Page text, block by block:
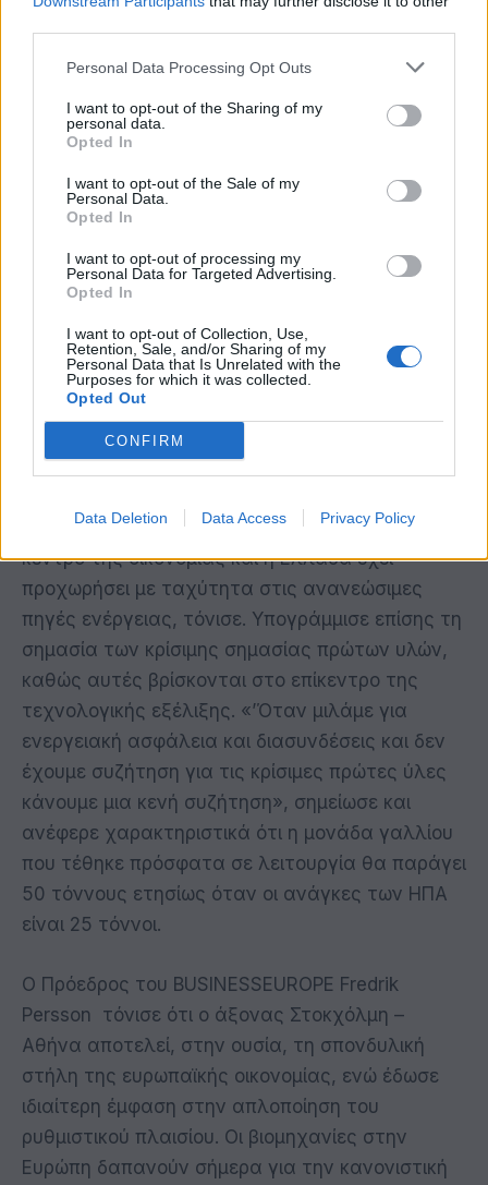
Personal Data Processing Opt Outs
I want to opt-out of the Sharing of my
personal data.
Opted In
I want to opt-out of the Sale of my
Personal Data.
Opted In
I want to opt-out of processing my
Personal Data for Targeted Advertising.
Opted In
I want to opt-out of Collection, Use,
Retention, Sale, and/or Sharing of my
Personal Data that Is Unrelated with the
Purposes for which it was collected.
Opted Out
CONFIRM
Data Deletion Data Access Privacy Policy
Ευρωπαϊκής Επιτροπής για την προστασία των
υλών μέσω του Critical Raw Materials Act καθώς
και στα μέτρα που λαμβάνονται για την
εμπέδωση της ενιαίας αγοράς. Επιπρόσθετα,
για την επίτευξη των στόχων που τίθενται μέσα
από το Circular Economy Act.
Ο Υπουργός Περιβάλλοντος & Ενέργειας
οικονομική ανάπτυξη έρχεται από τον ιδιωτικό
τομέα και την επιχειρηματικότητα. Όπως
χαρακτηριστικά ανέφερε, «ο ιδιωτικός τομέας
είναι η ατμομηχανή της ανάπτυξης, αυτό όμως
δεν σημαίνει ότι δεν υπάρχουν κανόνες». Η
περιβάλλον, άλλωστε το περιβάλλον είναι στο
κέντρο της οικονομίας και η Ελλάδα έχει
προχωρήσει με ταχύτητα στις ανανεώσιμες
πηγές ενέργειας, τόνισε. Υπογράμμισε επίσης τη
σημασία των κρίσιμης σημασίας πρώτων υλών,
καθώς αυτές βρίσκονται στο επίκεντρο της
τεχνολογικής εξέλιξης. «’Όταν μιλάμε για
ενεργειακή ασφάλεια και διασυνδέσεις και δεν
έχουμε συζήτηση για τις κρίσιμες πρώτες ύλες
κάνουμε μια κενή συζήτηση», σημείωσε και
ανέφερε χαρακτηριστικά ότι η μονάδα γαλλίου
που τέθηκε πρόσφατα σε λειτουργία θα παράγει
50 τόννους ετησίως όταν οι ανάγκες των ΗΠΑ
είναι 25 τόννοι.
Ο Πρόεδρος του BUSINESSEUROPE Fredrik
Persson τόνισε ότι ο άξονας Στοκχόλμη –
Αθήνα αποτελεί, στην ουσία, τη σπονδυλική
στήλη της ευρωπαϊκής οικονομίας, ενώ έδωσε
ιδιαίτερη έμφαση στην απλοποίηση του
ρυθμιστικού πλαισίου. Οι βιομηχανίες στην
Ευρώπη δαπανούν σήμερα για την κανονιστική